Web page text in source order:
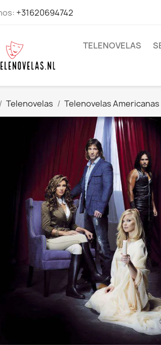
+31620694742
TELENOVELAS
Telenovelas Telenovelas Americanas